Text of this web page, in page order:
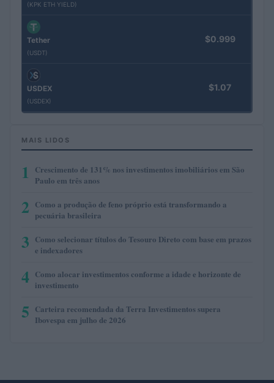
(KPK ETH YIELD)
Tether
(USDT)
$0.999
USDEX
(USDEX)
$1.07
MAIS LIDOS
1
Crescimento de 131% nos investimentos imobiliários em São
Paulo em três anos
2 Como a produção de feno próprio está transformando a
pecuária brasileira
3 Como selecionar títulos do Tesouro Direto com base em prazos
e indexadores
4 Como alocar investimentos conforme a idade e horizonte de
investimento
5 Carteira recomendada da Terra Investimentos supera
Ibovespa em julho de 2026